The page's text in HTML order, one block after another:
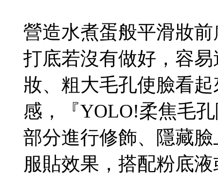
營造水煮蛋般平滑妝
打底若沒有做好，容
妝、粗大毛孔使臉看
感，『YOLO!柔焦毛
部分進行修飾、隱藏
服貼效果，搭配粉底